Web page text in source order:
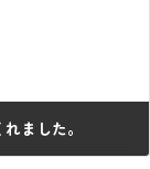
ました。